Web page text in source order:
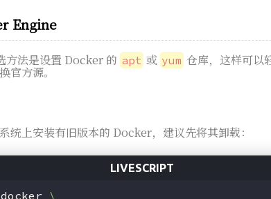
Engine
方法是设置 Docker 的 apt 或 yum 仓库，这样可以
官方源。
统上安装有旧版本的 Docker，建议先将其卸载：
\